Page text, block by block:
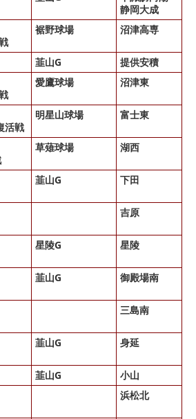
静岡大成
裾野球場 沼津高専
韮山G
提供安積
愛鷹球場 沼津東
活戦
明星山球場 富士東
草薙球場 湖西
韮山G 下田
吉原
星陵G 星陵
韮山G 御殿場南
三島南
韮山G 身延
韮山G 小山
浜松北